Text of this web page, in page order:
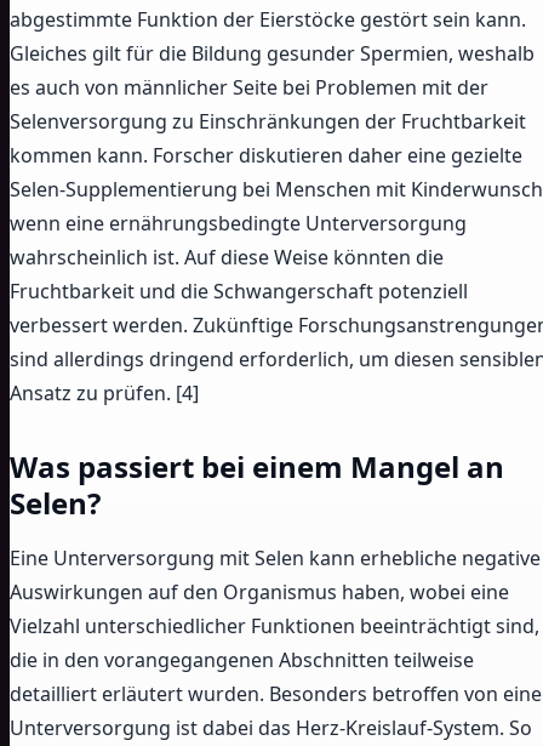
abgestimmte Funktion der Eierstöcke gestört sein kann.
Gleiches gilt für die Bildung gesunder Spermien, weshalb
es auch von männlicher Seite bei Problemen mit der
Selenversorgung zu Einschränkungen der Fruchtbarkeit
kommen kann. Forscher diskutieren daher eine gezielte
Selen-Supplementierung bei Menschen mit
wenn eine ernährungsbedingte Unterversorgung
wahrscheinlich ist. Auf diese Weise könnten die
Fruchtbarkeit und die Schwangerschaft potenziell
verbessert werden. Zukünftige
sind allerdings dringend erforderlich, um diesen
Ansatz zu prüfen. [4]
Was passiert bei einem Mangel an
Selen?
Eine Unterversorgung mit Selen kann erhebliche negative
Auswirkungen auf den Organismus haben, wobei eine
Vielzahl unterschiedlicher Funktionen beeinträchtigt sind,
die in den vorangegangenen Abschnitten teilweise
detailliert erläutert wurden. Besonders betroffen von
Unterversorgung ist dabei das Herz-Kreislauf-System. So